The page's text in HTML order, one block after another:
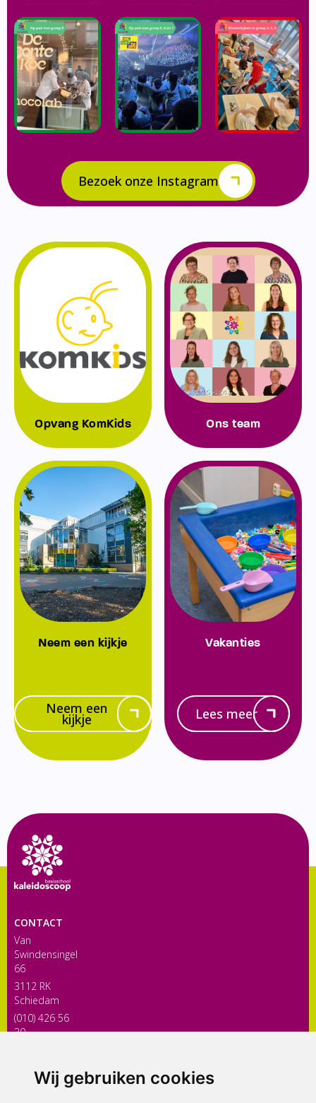
Wij gebruiken cookies
Bezoek onze Instagram
Opvang KomKids Ons team
Neem een kijkje
Neem een
kijkje
Vakanties
Lees meer
CONTACT
Van
Swindensingel
66
3112 RK
Schiedam
(010) 426 56
30
ONDERDEEL VAN